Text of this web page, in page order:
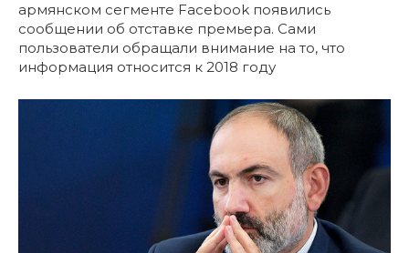
армянском сегменте Facebook появились
сообщении об отставке премьера. Сами
пользователи обращали внимание на то, что
информация относится к 2018 году